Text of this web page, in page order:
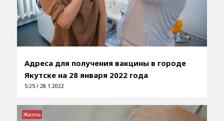
Адреса для получения вакцины в городе
Якутске на 28 января 2022 года
5:25 / 28.1.2022
Жизнь